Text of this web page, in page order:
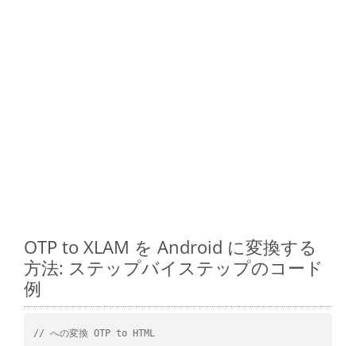
OTP to XLAM を Android に変換する
方法: ステップバイステップのコード
例
// への変換 OTP to HTML